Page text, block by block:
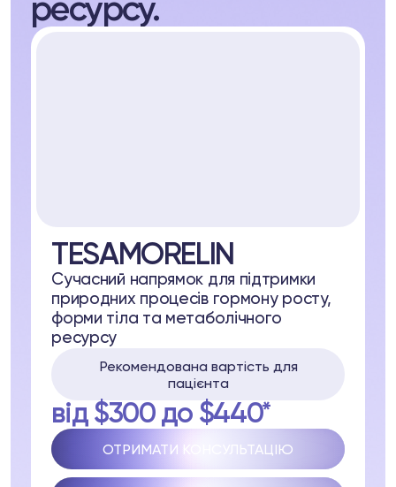
Telegram
ресурсу.
TESAMORELIN
Сучасний напрямок для підтримки
природних процесів гормону росту,
форми тіла та метаболічного
ресурсу
Рекомендована вартість для
пацієнта
від $300 до $440*
ОТРИМАТИ КОНСУЛЬТАЦІЮ